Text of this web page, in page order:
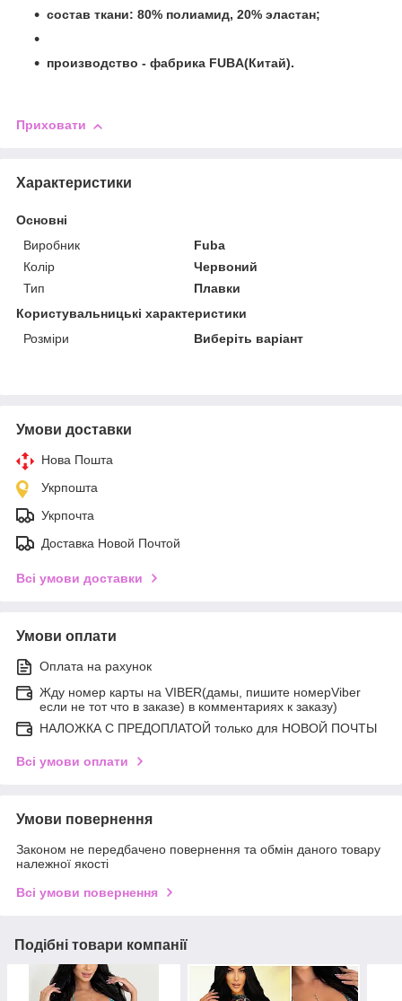
состав ткани: 80% полиамид, 20% эластан;
производство - фабрика FUBA(Китай).
Приховати
Характеристики
Основні
Виробник
Fuba
Колір
Червоний
Тип
Плавки
Користувальницькі характеристики
Розміри
Виберіть варіант
Умови доставки
Нова Пошта
Укрпошта
Укрпочта
Доставка Новой Почтой
Всі умови доставки
Умови оплати
Оплата на рахунок
Жду номер карты на VIBER(дамы, пишите номерViber
если не тот что в заказе) в комментариях к заказу)
НАЛОЖКА С ПРЕДОПЛАТОЙ только для НОВОЙ ПОЧТЫ
Всі умови оплати
Умови повернення
Законом не передбачено повернення та обмін даного товару
належної якості
Всі умови повернення
Подібні товари компанії